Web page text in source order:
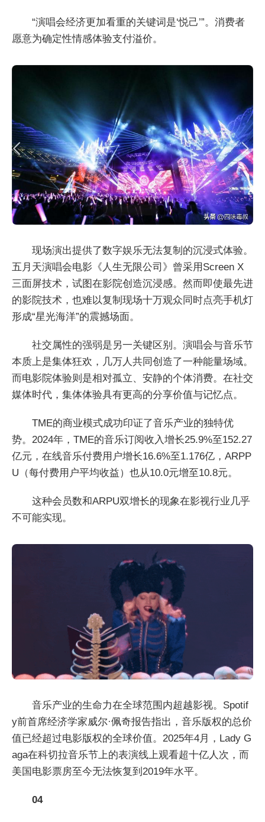
“演唱会经济更加看重的关键词是‘悦己’”。消费者
愿意为确定性情感体验支付溢价。
现场演出提供了数字娱乐无法复制的沉浸式体验。
五月天演唱会电影《人生无限公司》曾采用Screen X
三面屏技术，试图在影院创造沉浸感。然而即使最先进
的影院技术，也难以复制现场十万观众同时点亮手机灯
形成“星光海洋”的震撼场面。
社交属性的强弱是另一关键区别。演唱会与音乐节
本质上是集体狂欢，几万人共同创造了一种能量场域。
而电影院体验则是相对孤立、安静的个体消费。在社交
媒体时代，集体体验具有更高的分享价值与记忆点。
TME的商业模式成功印证了音乐产业的独特优
势。2024年，TME的音乐订阅收入增长25.9%至152.27
亿元，在线音乐付费用户增长16.6%至1.176亿，ARPP
U（每付费用户平均收益）也从10.0元增至10.8元。
这种会员数和ARPU双增长的现象在影视行业几乎
不可能实现。
音乐产业的生命力在全球范围内超越影视。Spotif
y前首席经济学家威尔·佩奇报告指出，音乐版权的总价
值已经超过电影版权的全球价值。2025年4月，Lady G
aga在科切拉音乐节上的表演线上观看超十亿人次，而
美国电影票房至今无法恢复到2019年水平。
04